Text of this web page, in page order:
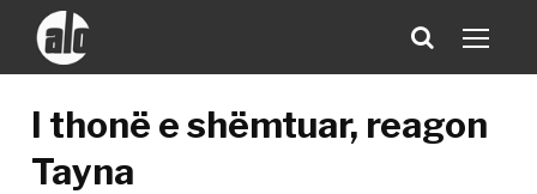
I thonë e shëmtuar, reagon
Tayna